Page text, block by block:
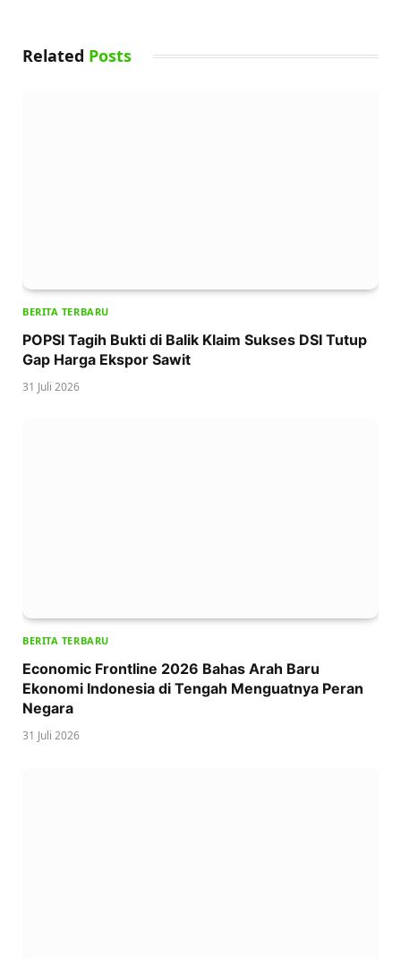
Related Posts
BERITA TERBARU
POPSI Tagih Bukti di Balik Klaim Sukses DSI Tutup
Gap Harga Ekspor Sawit
31 Juli 2026
BERITA TERBARU
Economic Frontline 2026 Bahas Arah Baru
Ekonomi Indonesia di Tengah Menguatnya Peran
Negara
31 Juli 2026